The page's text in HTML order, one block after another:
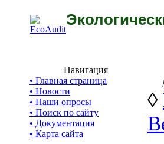
Навигация
• Главная страница
• Новости
• Наши опросы
• Поиск по сайту
• Документация
• Карта сайта
◊